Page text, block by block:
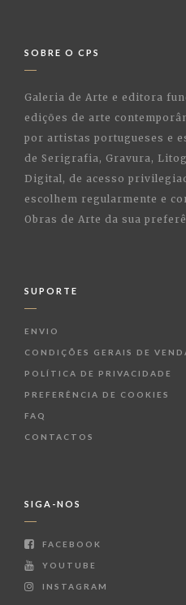
SOBRE O CPS
Galeria de Arte e editora
edições de arte
por artistas portugueses e
de Serigrafia, Gravura,
Digital, de acesso
escolhem regularmente e
Obras de Arte da sua
SUPORTE
ENVIO
CONDIÇÕES GERAIS DE
POLÍTICA DE PRIVACIDADE
PREFERÊNCIA DE COOKIES
FAQ
CONTACTOS
SIGA-NOS
FACEBOOK
YOUTUBE
INSTAGRAM